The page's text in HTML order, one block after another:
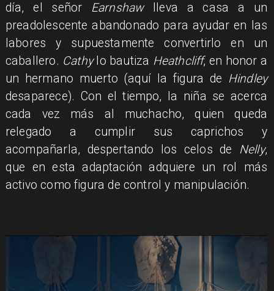
día, el señor Earnshawlleva a casa a un
preadolescente abandonado para ayudar en las
labores y supuestamente convertirlo en un
caballero. Cathylo bautiza Heathcliff, en honor a
un hermano muerto (aquí la figura de Hindley
desaparece). Con el tiempo, la niña se acerca
cada vez más al muchacho, quien queda
relegado a cumplir sus caprichos y
acompañarla, despertando los celos de Nelly,
que en esta adaptación adquiere un rol más
activo como figura de control y manipulación.